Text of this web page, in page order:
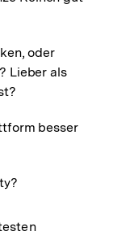
oder
Lieber als
besser